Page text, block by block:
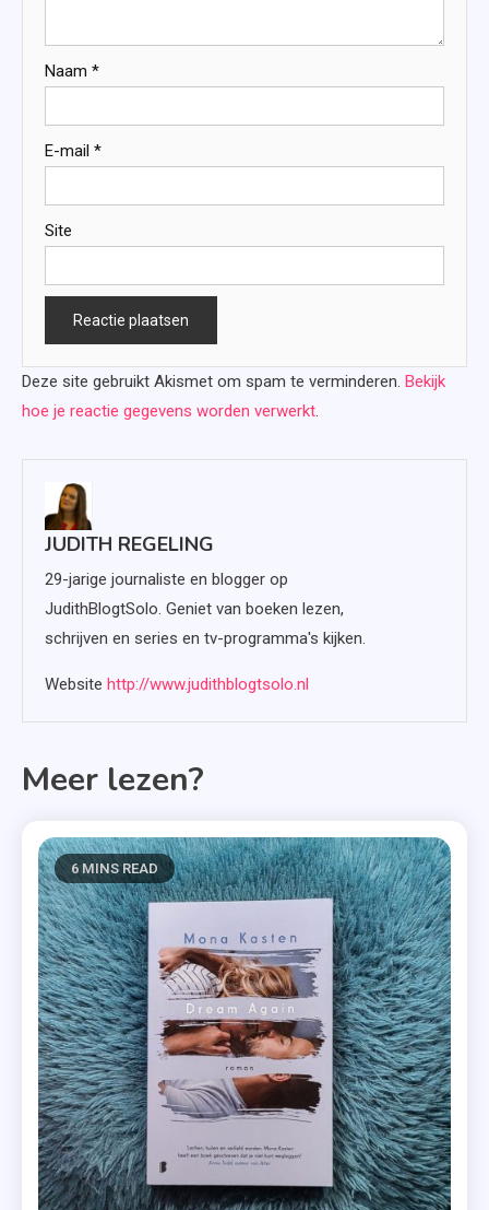
Naam *
E-mail *
Site
Deze site gebruikt Akismet om spam te verminderen. Bekijk
hoe je reactie gegevens worden verwerkt.
JUDITH REGELING
29-jarige journaliste en blogger op
JudithBlogtSolo. Geniet van boeken lezen,
schrijven en series en tv-programma's kijken.
Website http://www.judithblogtsolo.nl
Meer lezen?
6 MINS READ